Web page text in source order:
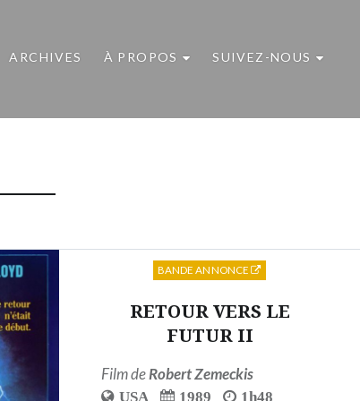
ARCHIVES À PROPOS SUIVEZ-NOUS
RETOUR VERS LE
FUTUR II
Film deRobert Zemeckis
USA 1989
1h48
BANDE ANNONCE